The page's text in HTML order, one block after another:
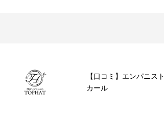
【口コミ】エンパニスト
カール